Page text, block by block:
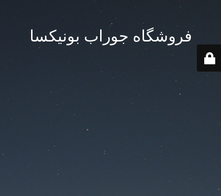
فروشگاه جوراب بونیکسا